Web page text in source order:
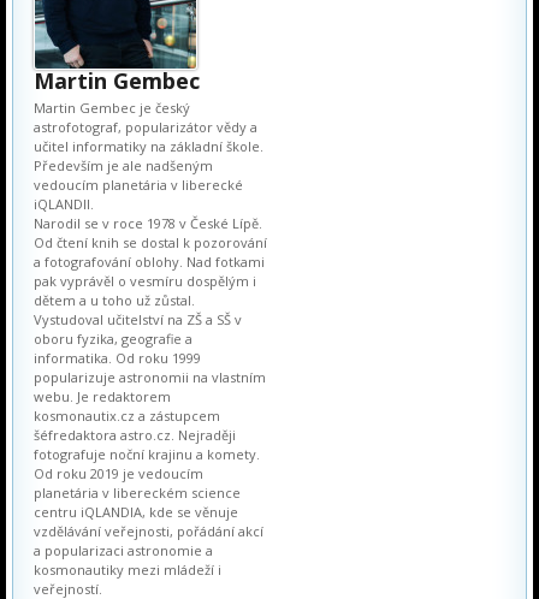
Martin Gembec
Martin Gembec je český
astrofotograf, popularizátor vědy a
učitel informatiky na základní škole.
Především je ale nadšeným
vedoucím planetária v liberecké
iQLANDII.
Narodil se v roce 1978 v České Lípě.
Od čtení knih se dostal k pozorování
a fotografování oblohy. Nad fotkami
pak vyprávěl o vesmíru dospělým i
dětem a u toho už zůstal.
Vystudoval učitelství na ZŠ a SŠ v
oboru fyzika, geografie a
informatika. Od roku 1999
popularizuje astronomii na vlastním
webu. Je redaktorem
kosmonautix.cz a zástupcem
šéfredaktora astro.cz. Nejraději
fotografuje noční krajinu a komety.
Od roku 2019 je vedoucím
planetária v libereckém science
centru iQLANDIA, kde se věnuje
vzdělávání veřejnosti, pořádání akcí
a popularizaci astronomie a
kosmonautiky mezi mládeží i
veřejností.